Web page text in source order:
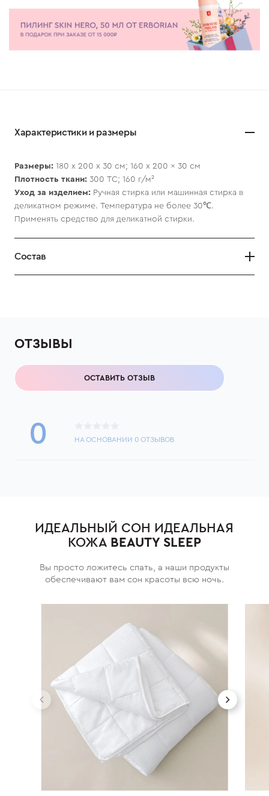
Характеристики и размеры
Размеры: 180 х 200 х 30 см; 160 x 200 x 30 см
Плотность ткани: 300 ТС; 160 г/м²
Уход за изделием:Ручная стирка или машинная стирка в
деликатном режиме. Температура не более 30℃.
Применять средство для деликатной стирки.
Состав
ОТЗЫВЫ
ОСТАВИТЬ ОТЗЫВ
0 НА ОСНОВАНИИ 0ОТЗЫВОВ
ИДЕАЛЬНЫЙ СОН ИДЕАЛЬНАЯ
КОЖА BEAUTY SLEEP
Вы просто ложитесь спать, а наши продукты
обеспечивают вам сон красоты всю ночь.